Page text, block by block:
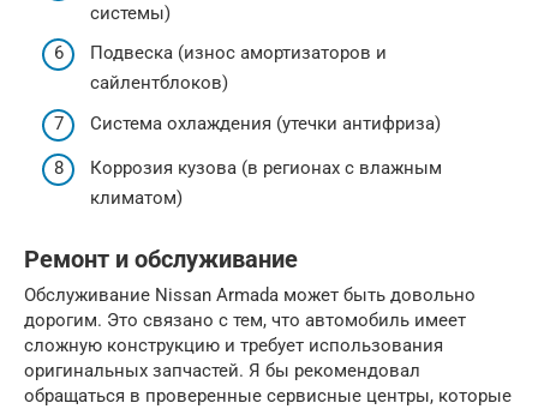
системы)
Подвеска (износ амортизаторов и
сайлентблоков)
Система охлаждения (утечки антифриза)
Коррозия кузова (в регионах с влажным
климатом)
Ремонт и обслуживание
Обслуживание Nissan Armada может быть довольно
дорогим. Это связано с тем, что автомобиль имеет
сложную конструкцию и требует использования
оригинальных запчастей. Я бы рекомендовал
обращаться в проверенные сервисные центры, которые